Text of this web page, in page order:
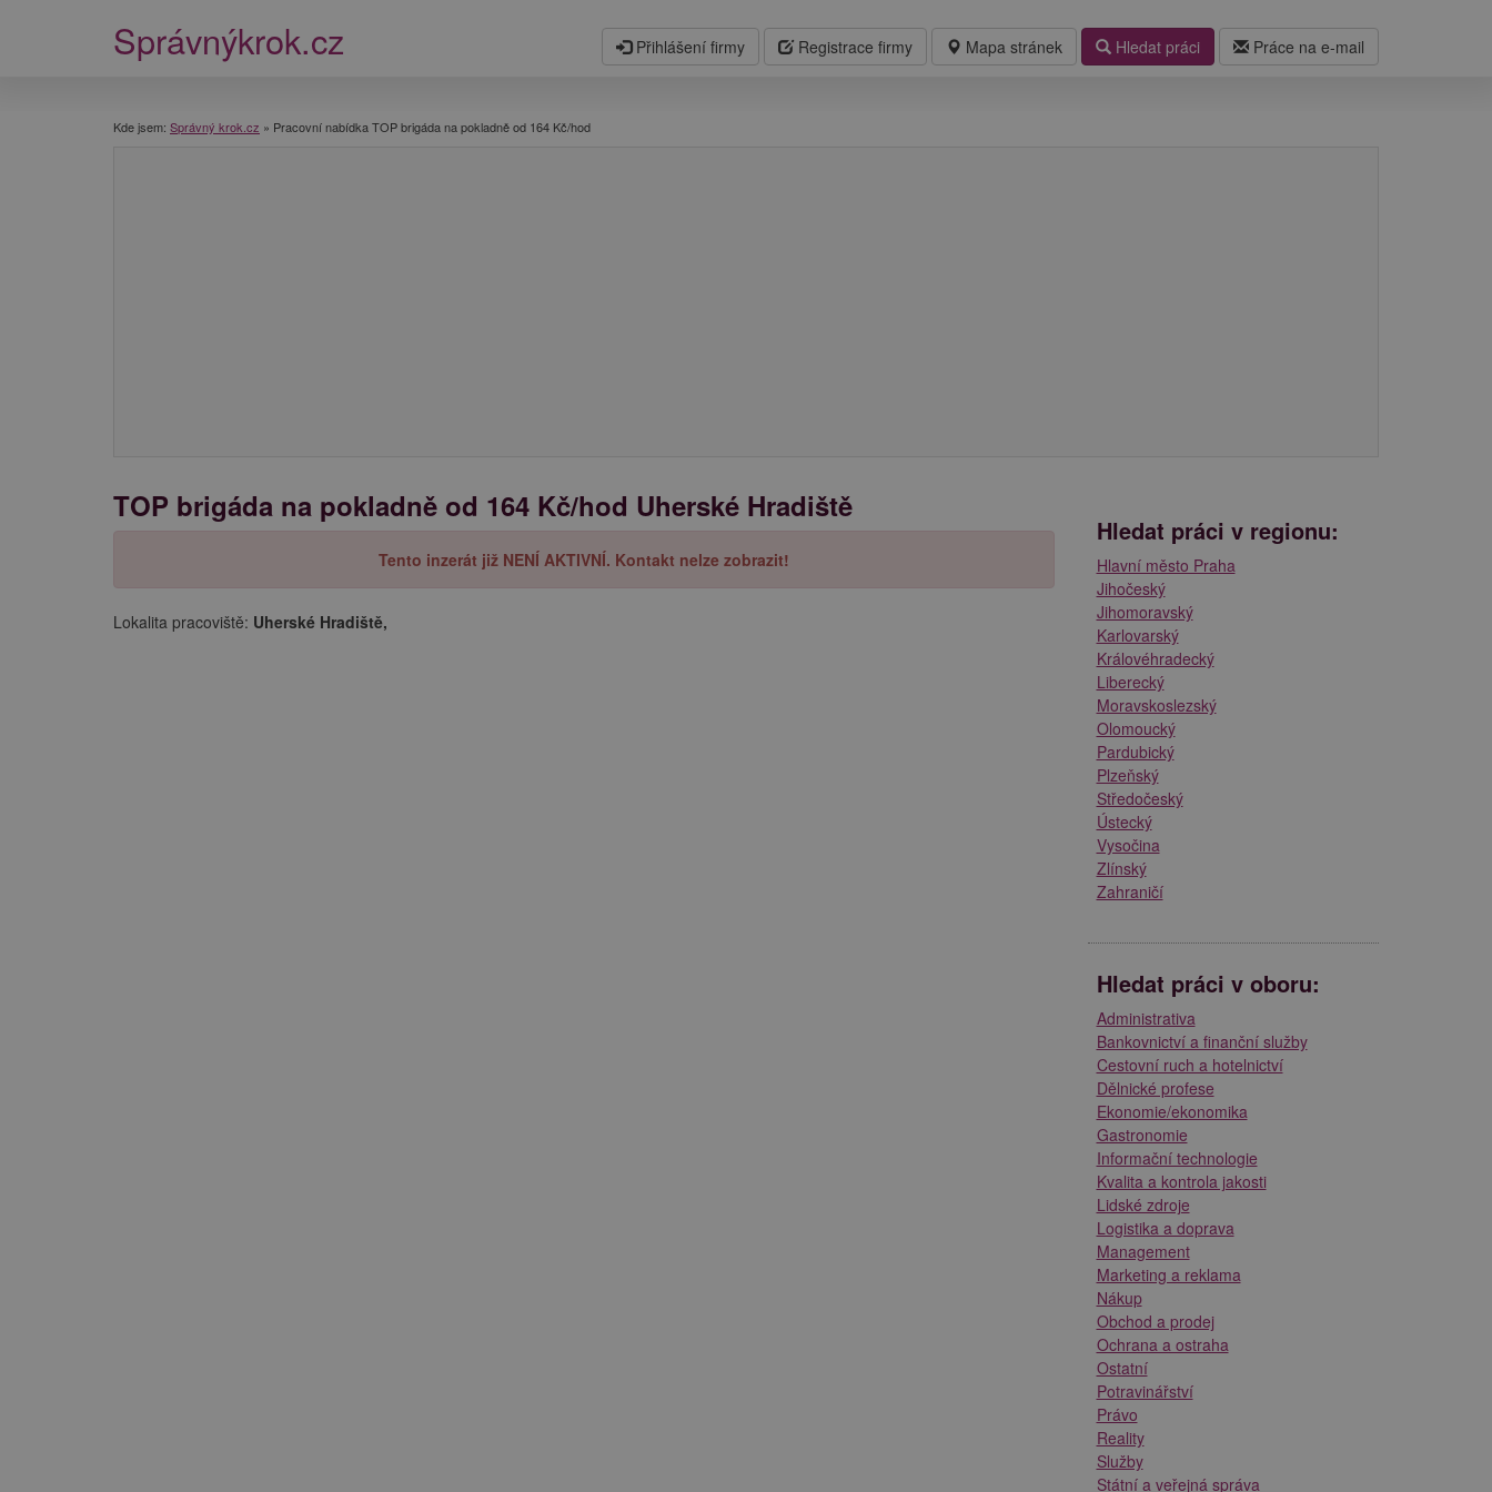
Mapa stránek Hledat práci Práce na e-mail
Správnýkrok.cz Přihlášení firmy Registrace firmy
Kde jsem: Správný krok.cz » Pracovní nabídka TOP brigáda na pokladně od 164 Kč/hod
TOP brigáda na pokladně od 164 Kč/hod Uherské Hradiště
Tento inzerát již NENÍ AKTIVNÍ. Kontakt nelze zobrazit!
Lokalita pracoviště: Uherské Hradiště,
Hledat práci v regionu:
Hlavní město Praha
Jihočeský
Jihomoravský
Karlovarský
Královéhradecký
Liberecký
Moravskoslezský
Olomoucký
Pardubický
Plzeňský
Středočeský
Ústecký
Vysočina
Zlínský
Zahraničí
Hledat práci v oboru:
Administrativa
Bankovnictví a finanční služby
Cestovní ruch a hotelnictví
Dělnické profese
Ekonomie/ekonomika
Gastronomie
Informační technologie
Kvalita a kontrola jakosti
Lidské zdroje
Logistika a doprava
Management
Marketing a reklama
Nákup
Obchod a prodej
Ochrana a ostraha
Ostatní
Potravinářství
Právo
Reality
Služby
Státní a veřejná správa